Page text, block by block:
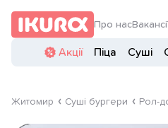
Про нас
Акції Піца Суші
Житомир Суші бургери Рол-